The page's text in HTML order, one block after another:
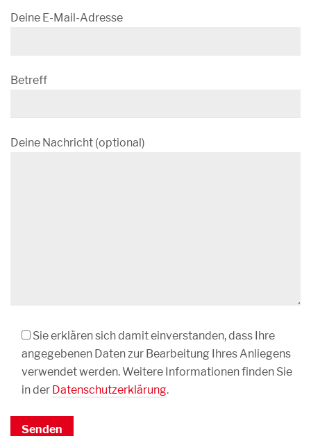
Deine E-Mail-Adresse
Betreff
Deine Nachricht (optional)
Sie erklären sich damit einverstanden, dass Ihre
angegebenen Daten zur Bearbeitung Ihres Anliegens
verwendet werden. Weitere Informationen finden Sie
in der Datenschutzerklärung.